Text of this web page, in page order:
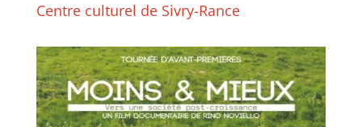
Centre culturel de Sivry-Rance